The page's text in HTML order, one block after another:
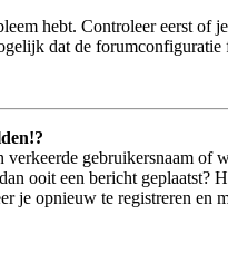
hebt. Controleer eerst of
dat de
gebruikersnaam
ooit een bericht
je opnieuw te registreren en